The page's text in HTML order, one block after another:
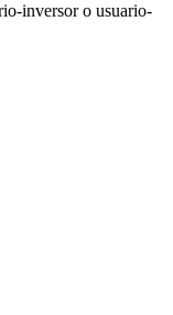
inversor o usuario-